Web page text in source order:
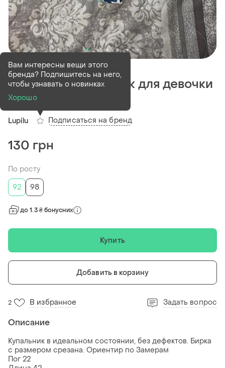
В наличии1 шт
Сдельный купальник для девочки
lupilu
Lupilu
Вам интересны вещи этого
бренда? Подпишитесь на него,
чтобы узнавать о новинках
Хорошо
Подписаться на бренд
130 грн
По росту
92
98
до 1.3 ₴ бонусних
Купить
Добавить в корзину
2 В избранное Задать вопрос
Описание
Купальник в идеальном состоянии, без дефектов. Бирка
с размером срезана. Ориентир по Замерам
Пог 22